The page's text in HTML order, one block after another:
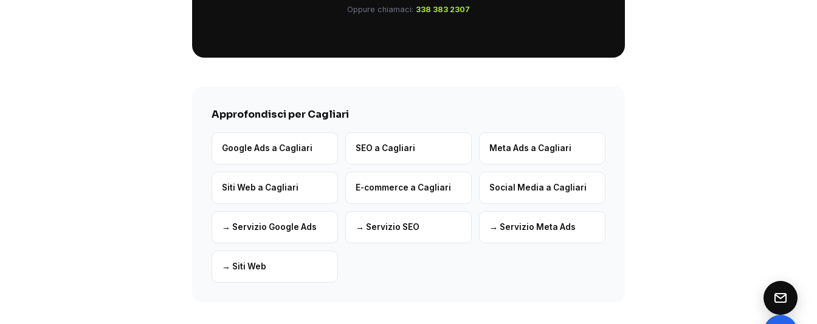
Oppure chiamaci: 338 383 2307
Approfondisci per Cagliari
Google Ads a Cagliari SEO a Cagliari Meta Ads a Cagliari
Siti Web a Cagliari E-commerce a Cagliari Social Media a Cagliari
→ Servizio Google Ads → Servizio SEO → Servizio Meta Ads
→ Siti Web